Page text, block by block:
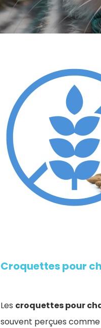
Croquettes pour
Les croquettes pour
souvent perçues